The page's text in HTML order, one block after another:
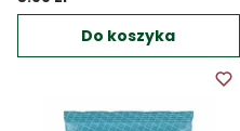
Do koszyka